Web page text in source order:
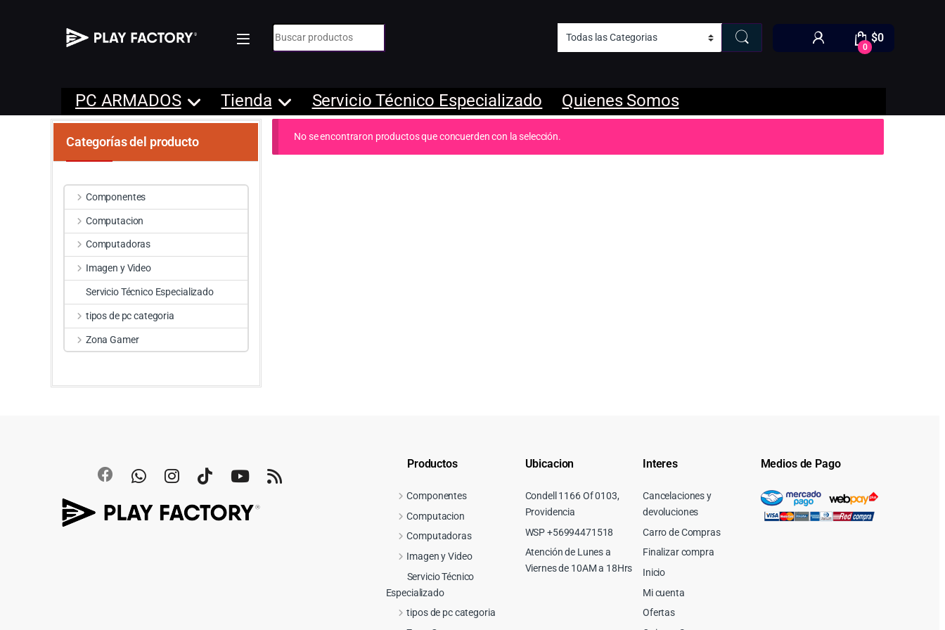
Búsqueda de:
0
$0
PC ARMADOS Tienda Servicio Técnico Especializado Quienes Somos
No se encontraron productos que concuerden con la selección.
Categorías del producto
Componentes
Computacion
Computadoras
Imagen y Video
Servicio Técnico Especializado
tipos de pc categoria
Zona Gamer
Productos
Componentes
Computacion
Computadoras
Imagen y Video
Servicio Técnico
Especializado
tipos de pc categoria
Ubicacion
Condell 1166 Of 0103,
Providencia
WSP +56994471518
Atención de Lunes a
Viernes de 10AM a 18Hrs
Interes
Cancelaciones y
devoluciones
Carro de Compras
Finalizar compra
Inicio
Mi cuenta
Ofertas
Medios de Pago